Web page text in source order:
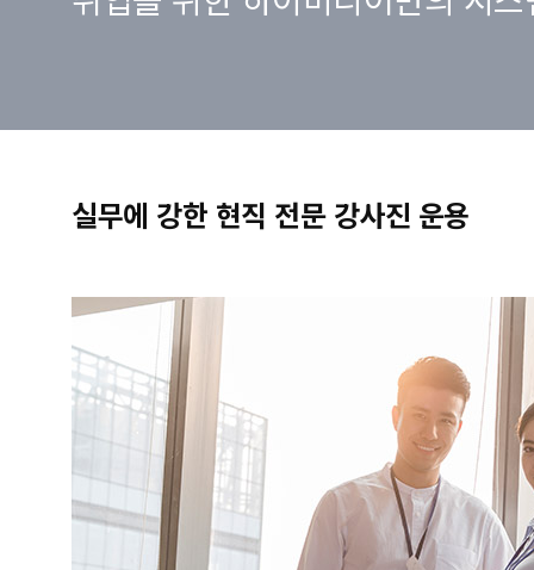
실무에 강한 현직 전문 강사진 운용